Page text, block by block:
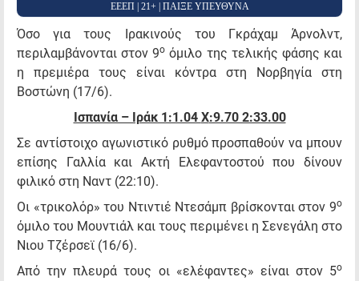
ΕΕΕΠ | 21+ | ΠΑΙΞΕ ΥΠΕΥΘΥΝΑ
Όσο για τους Ιρακινούς του Γκράχαμ Άρνολντ,
περιλαμβάνονται στον 9ο όμιλο της τελικής φάσης και
η πρεμιέρα τους είναι κόντρα στη Νορβηγία στη
Βοστώνη (17/6).
Ισπανία – Ιράκ 1:1.04 X:9.70 2:33.00
Σε αντίστοιχο αγωνιστικό ρυθμό προσπαθούν να μπουν
επίσης Γαλλία και Ακτή Ελεφαντοστού που δίνουν
φιλικό στη Ναντ (22:10).
Οι «τρικολόρ» του Ντιντιέ Ντεσάμπ βρίσκονται στον 9ο
όμιλο του Μουντιάλ και τους περιμένει η Σενεγάλη στο
Νιου Τζέρσεϊ (16/6).
Από την πλευρά τους οι «ελέφαντες» είναι στον 5ο